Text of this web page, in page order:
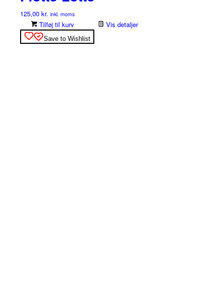
125,00 kr. inkl. moms
Tilføj til kurv Vis detaljer
Save to Wishlist